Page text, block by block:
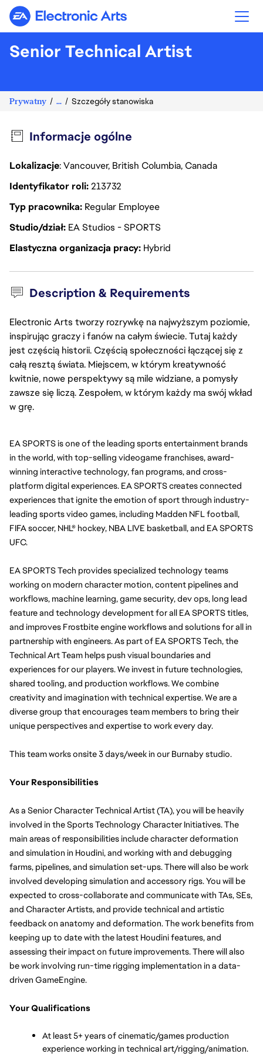
Electronic Arts
Senior Technical Artist
Prywatny ... Szczegóły stanowiska
Informacje ogólne
Lokalizacje: Vancouver, British Columbia, Canada
Identyfikator roli213732
Typ pracownika Regular Employee
Studio/dział EA Studios - SPORTS
Elastyczna organizacja pracy Hybrid
Description & Requirements
Electronic Arts tworzy rozrywkę na najwyższym poziomie,
inspirując graczy i fanów na całym świecie. Tutaj każdy
jest częścią historii. Częścią społeczności łączącej się z
całą resztą świata. Miejscem, w którym kreatywność
kwitnie, nowe perspektywy są mile widziane, a pomysły
zawsze się liczą. Zespołem, w którym każdy ma swój wkład
w grę.
EA SPORTS is one of the leading sports entertainment brands
in the world, with top-selling videogame franchises, award-
winning interactive technology, fan programs, and cross-
platform digital experiences. EA SPORTS creates connected
experiences that ignite the emotion of sport through industry-
leading sports video games, including Madden NFL football,
FIFA soccer, NHL® hockey, NBA LIVE basketball, and EA SPORTS
UFC.
EA SPORTS Tech provides specialized technology teams
working on modern character motion, content pipelines and
workflows, machine learning, game security, dev ops, long lead
feature and technology development for all EA SPORTS titles,
and improves Frostbite engine workflows and solutions for all in
partnership with engineers. As part of EA SPORTS Tech, the
Technical Art Team helps push visual boundaries and
experiences for our players. We invest in future technologies,
shared tooling, and production workflows. We combine
creativity and imagination with technical expertise. We are a
diverse group that encourages team members to bring their
unique perspectives and expertise to work every day.
This team works onsite 3 days/week in our Burnaby studio.
Your Responsibilities
As a Senior Character Technical Artist (TA), you will be heavily
involved in the Sports Technology Character Initiatives. The
main areas of responsibilities include character deformation
and simulation in Houdini, and working with and debugging
farms, pipelines, and simulation set-ups. There will also be work
involved developing simulation and accessory rigs. You will be
expected to cross-collaborate and communicate with TAs, SEs,
and Character Artists, and provide technical and artistic
feedback on anatomy and deformation. The work benefits from
keeping up to date with the latest Houdini features, and
assessing their impact on future improvements. There will also
be work involving run-time rigging implementation in a data-
driven GameEngine.
Your Qualifications
At least 5+ years of cinematic/games production
experience working in technical art/rigging/animation.